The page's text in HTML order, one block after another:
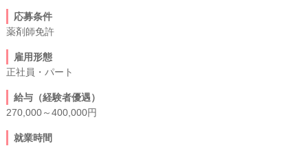
応募条件
薬剤師免許
雇用形態
正社員・パート
給与（経験者優遇）
270,000～400,000円
就業時間